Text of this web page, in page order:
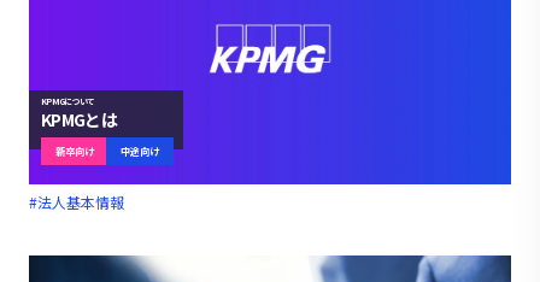
KPMGについて
KPMGとは
新卒向け 中途向け
#法人基本情報